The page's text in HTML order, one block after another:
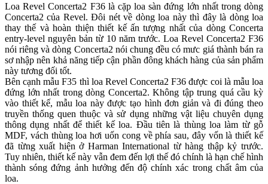
Loa Revel Concerta2 F36 là cặp loa sàn đứng lớn nhất trong dòng
Concerta2 của Revel. Đôi nét về dòng loa này thì đây là dòng loa
thay thế và hoàn thiện thiết kế ấn tượng nhất của dòng Concerta
entry-level nguyên bản từ 10 năm trước. Loa Revel Concerta2 F36
nói riêng và dòng Concerta2 nói chung đều có mưc giá thành bán ra
sơ nhập nên khả năng tiếp cận phần đông khách hàng của sản phẩm
này tương đối tốt.
Bên cạnh mẫu F35 thì loa Revel Concerta2 F36 được coi là mẫu loa
đứng lớn nhất trong dòng Concerta2. Không tập trung quá cầu kỳ
vào thiết kế, mẫu loa này được tạo hình đơn giản và đi đúng theo
truyền thống quen thuộc và sử dụng những vật liệu chuyên dụng
thông dụng nhất để thiết kế loa. Đầu tiên là thùng loa làm từ gỗ
MDF, vách thùng loa hơi uốn cong về phía sau, đây vốn là thiết kế
đã từng xuất hiện ở Harman International từ hàng thập kỷ trước.
Tuy nhiên, thiết kế này vẫn đem đến lợi thế đó chính là hạn chế hình
thành sóng đứng ảnh hưởng đến độ chính xác trong chất âm của
loa.